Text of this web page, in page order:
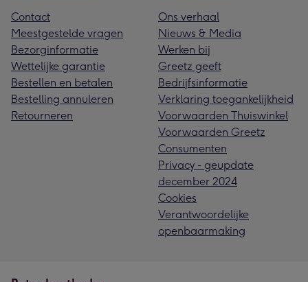
Contact
Meestgestelde vragen
Bezorginformatie
Wettelijke garantie
Bestellen en betalen
Bestelling annuleren
Retourneren
Ons verhaal
Nieuws & Media
Werken bij
Greetz geeft
Bedrijfsinformatie
Verklaring toegankelijkheid
Voorwaarden Thuiswinkel
Voorwaarden Greetz
Consumenten
Privacy - geupdate
december 2024
Cookies
Verantwoordelijke
openbaarmaking